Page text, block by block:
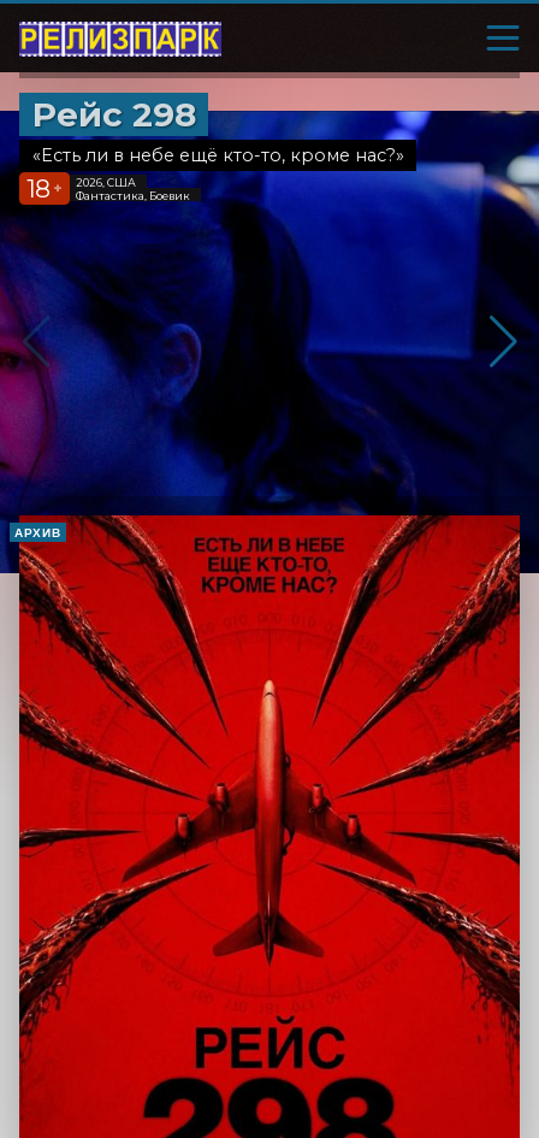
Рейс 298
«Есть ли в небе ещё кто-то, кроме нас?»
18 +
2026, США
Фантастика, Боевик
АРХИВ